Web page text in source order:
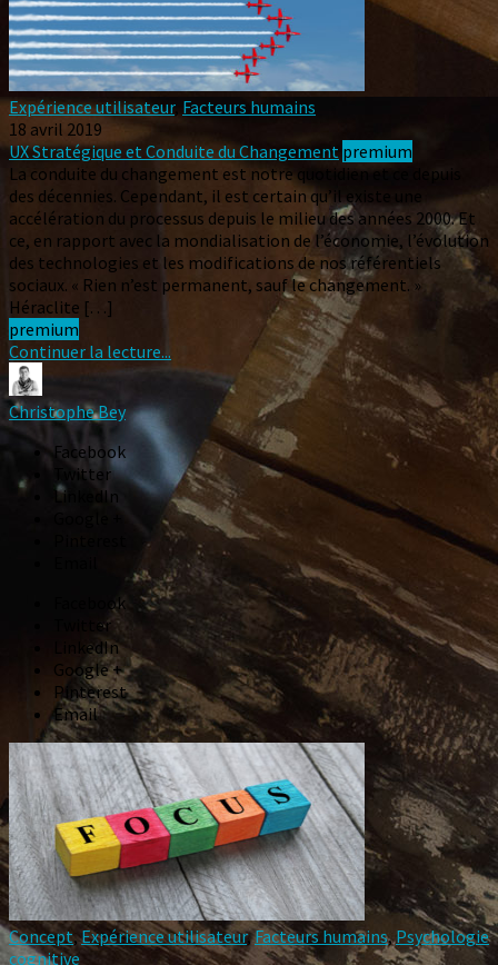
Expérience utilisateur, Facteurs humains
18 avril 2019
UX Stratégique et Conduite du Changement premium
La conduite du changement est notre quotidien et ce depuis
des décennies. Cependant, il est certain qu’il existe une
accélération du processus depuis le milieu des années 2000. Et
ce, en rapport avec la mondialisation de l’économie, l’évolution
des technologies et les modifications de nos référentiels
sociaux. « Rien n’est permanent, sauf le changement. »
Héraclite […]
premium
Continuer la lecture...
Christophe Bey
Facebook
Twitter
LinkedIn
Facebook
Twitter
LinkedIn
Google +
Pinterest
Email
Concept,Expérience utilisateur,Facteurs humains,Psychologie
cognitive